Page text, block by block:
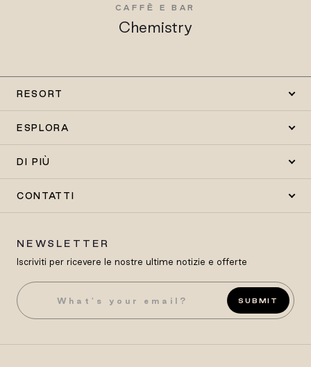
CAFFÈ E BAR
Chemistry
RESORT
ESPLORA
DI PIÙ
CONTATTI
NEWSLETTER
Iscriviti per ricevere le nostre ultime notizie e offerte
SUBMIT